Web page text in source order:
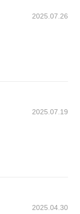
2025.07.26
2025.07.19
2025.04.30